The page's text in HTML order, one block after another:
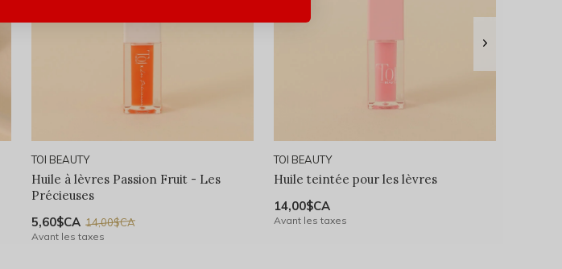
TOI BEAUTY
Huile à lèvres Passion Fruit - Les
Précieuses
5,60$CA 14,00$CA
Avant les taxes
TOI BEAUTY
Huile teintée pour les lèvres
14,00$CA
Avant les taxes